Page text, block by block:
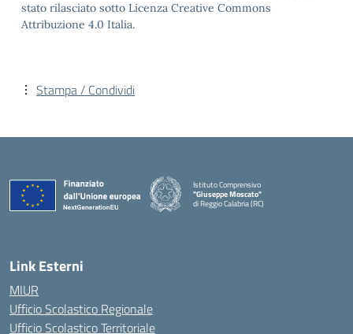
stato rilasciato sotto Licenza Creative Commons
Attribuzione 4.0 Italia.
Stampa / Condividi
Istituto Comprensivo
"Giuseppe Moscato"
di Reggio Calabria (RC)
— Visita la pagina iniziale della scuola
Link Esterni
MIUR
Ufficio Scolastico Regionale
Ufficio Scolastico Territoriale